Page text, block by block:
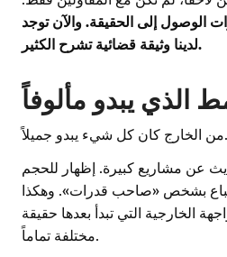
الوصول إلى الحقيقة. والآن توجد
لدينا وثيقة قضائية تشرح الكثير.
الذي يبدو مألوفاً
عن مشاريع كبيرة. إظهار للحجم
بشخص «صاحب قدرات». وهكذا
الخارجية التي تبدأ بعدها حقيقة